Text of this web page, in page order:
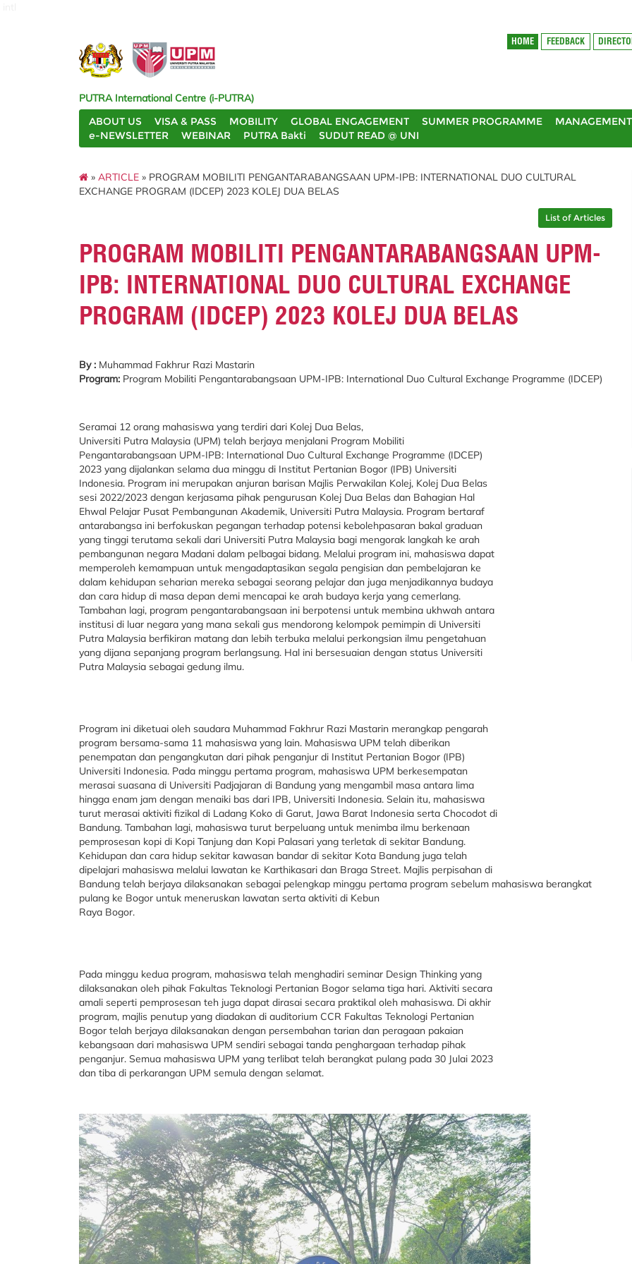
HOME FEEDBACK
PUTRA International Centre (i-PUTRA)
ABOUT US
VISA & PASS MOBILITY GLOBAL ENGAGEMENT SUMMER PROGRAMME
e-NEWSLETTER
WEBINAR PUTRA Bakti SUDUT READ @ UNI
» ARTICLE » PROGRAM MOBILITI PENGANTARABANGSAAN UPM-IPB: INTERNATIONAL DUO CULTURAL
EXCHANGE PROGRAM (IDCEP) 2023 KOLEJ DUA BELAS
List of Articles
PROGRAM MOBILITI PENGANTARABANGSAAN UPM-
IPB: INTERNATIONAL DUO CULTURAL EXCHANGE
PROGRAM (IDCEP) 2023 KOLEJ DUA BELAS
By : Muhammad Fakhrur Razi Mastarin
Program: Program Mobiliti Pengantarabangsaan UPM-IPB: International Duo Cultural Exchange Programme (IDCEP)
Seramai 12 orang mahasiswa yang terdiri dari Kolej Dua Belas,
Universiti Putra Malaysia (UPM) telah berjaya menjalani Program Mobiliti
Pengantarabangsaan UPM-IPB: International Duo Cultural Exchange Programme (IDCEP)
2023 yang dijalankan selama dua minggu di Institut Pertanian Bogor (IPB) Universiti
Indonesia. Program ini merupakan anjuran barisan Majlis Perwakilan Kolej, Kolej Dua Belas
sesi 2022/2023 dengan kerjasama pihak pengurusan Kolej Dua Belas dan Bahagian Hal
Ehwal Pelajar Pusat Pembangunan Akademik, Universiti Putra Malaysia. Program bertaraf
antarabangsa ini berfokuskan pegangan terhadap potensi kebolehpasaran bakal graduan
yang tinggi terutama sekali dari Universiti Putra Malaysia bagi mengorak langkah ke arah
pembangunan negara Madani dalam pelbagai bidang. Melalui program ini, mahasiswa dapat
memperoleh kemampuan untuk mengadaptasikan segala pengisian dan pembelajaran ke
dalam kehidupan seharian mereka sebagai seorang pelajar dan juga menjadikannya budaya
dan cara hidup di masa depan demi mencapai ke arah budaya kerja yang cemerlang.
Tambahan lagi, program pengantarabangsaan ini berpotensi untuk membina ukhwah antara
institusi di luar negara yang mana sekali gus mendorong kelompok pemimpin di Universiti
Putra Malaysia berfikiran matang dan lebih terbuka melalui perkongsian ilmu pengetahuan
yang dijana sepanjang program berlangsung. Hal ini bersesuaian dengan status Universiti
Putra Malaysia sebagai gedung ilmu.
Program ini diketuai oleh saudara Muhammad Fakhrur Razi Mastarin merangkap pengarah
program bersama-sama 11 mahasiswa yang lain. Mahasiswa UPM telah diberikan
penempatan dan pengangkutan dari pihak penganjur di Institut Pertanian Bogor (IPB)
Universiti Indonesia. Pada minggu pertama program, mahasiswa UPM berkesempatan
merasai suasana di Universiti Padjajaran di Bandung yang mengambil masa antara lima
hingga enam jam dengan menaiki bas dari IPB, Universiti Indonesia. Selain itu, mahasiswa
turut merasai aktiviti fizikal di Ladang Koko di Garut, Jawa Barat Indonesia serta Chocodot di
Bandung. Tambahan lagi, mahasiswa turut berpeluang untuk menimba ilmu berkenaan
pemprosesan kopi di Kopi Tanjung dan Kopi Palasari yang terletak di sekitar Bandung.
Kehidupan dan cara hidup sekitar kawasan bandar di sekitar Kota Bandung juga telah
dipelajari mahasiswa melalui lawatan ke Karthikasari dan Braga Street. Majlis perpisahan di
Bandung telah berjaya dilaksanakan sebagai pelengkap minggu pertama program sebelum mahasiswa berangkat
pulang ke Bogor untuk meneruskan lawatan serta aktiviti di Kebun
Raya Bogor.
Pada minggu kedua program, mahasiswa telah menghadiri seminar Design Thinking yang
dilaksanakan oleh pihak Fakultas Teknologi Pertanian Bogor selama tiga hari. Aktiviti secara
amali seperti pemprosesan teh juga dapat dirasai secara praktikal oleh mahasiswa. Di akhir
program, majlis penutup yang diadakan di auditorium CCR Fakultas Teknologi Pertanian
Bogor telah berjaya dilaksanakan dengan persembahan tarian dan peragaan pakaian
kebangsaan dari mahasiswa UPM sendiri sebagai tanda penghargaan terhadap pihak
penganjur. Semua mahasiswa UPM yang terlibat telah berangkat pulang pada 30 Julai 2023
dan tiba di perkarangan UPM semula dengan selamat.